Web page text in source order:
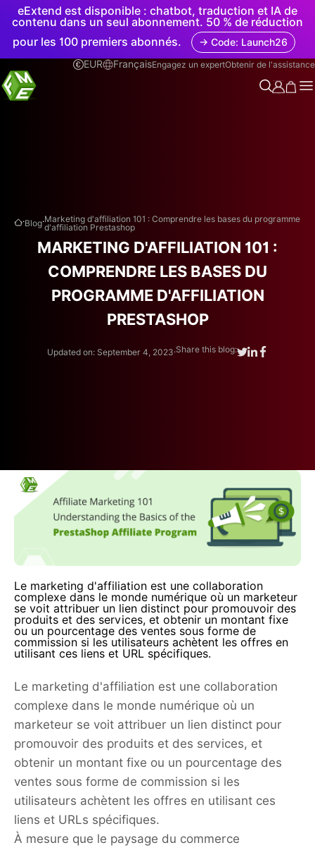
eExtend est disponible : chatbot, traduction et IA de
contenu dans un seul abonnement. 50 % de réduction
pour les 100 premiers abonnés.
→ Code: Launch26
EUR
FrançaisEngagez un expertObtenir de l'assistance
.Blog.Marketing d'affiliation 101 : Comprendre les bases du programme
d'affiliation Prestashop
MARKETING D'AFFILIATION 101 :
COMPRENDRE LES BASES DU
PROGRAMME D'AFFILIATION
PRESTASHOP
Updated on: September 4, 2023.Share this blog:
Le marketing d'affiliation est une collaboration
complexe dans le monde numérique où un marketeur
se voit attribuer un lien distinct pour promouvoir des
produits et des services, et obtenir un montant fixe
ou un pourcentage des ventes sous forme de
commission si les utilisateurs achètent les offres en
utilisant ces liens et URL spécifiques.
Le marketing d'affiliation est une collaboration
complexe dans le monde numérique où un
marketeur se voit attribuer un lien distinct pour
promouvoir des produits et des services, et
obtenir un montant fixe ou un pourcentage des
ventes sous forme de commission si les
utilisateurs achètent les offres en utilisant ces
liens et URLs spécifiques.
À mesure que le paysage du commerce